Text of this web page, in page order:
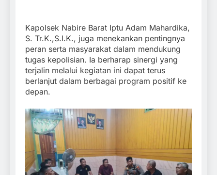
Kapolsek Nabire Barat Iptu Adam Mahardika,
S. Tr.K.,S.I.K., juga menekankan pentingnya
peran serta masyarakat dalam mendukung
tugas kepolisian. Ia berharap sinergi yang
terjalin melalui kegiatan ini dapat terus
berlanjut dalam berbagai program positif ke
depan.